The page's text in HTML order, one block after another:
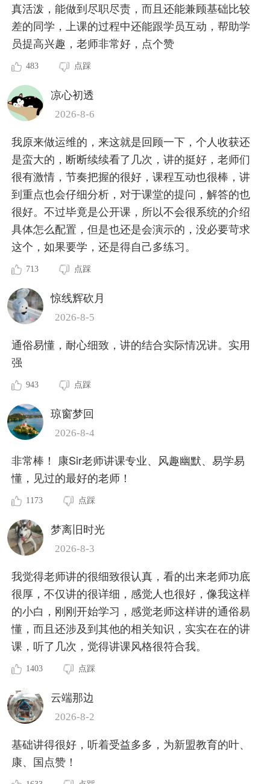
真活泼，能做到尽职尽责，而且还能兼顾基础比较
差的同学，上课的过程中还能跟学员互动，帮助学
员提高兴趣，老师非常好，点个赞
483 点踩
凉心初透
2026-8-6
我原来做运维的，来这就是回顾一下，个人收获还
是蛮大的，断断续续看了几次，讲的挺好，老师们
很有激情，节奏把握的很好，课程互动也很棒，讲
到重点也会仔细分析，对于课堂的提问，解答的也
很好。不过毕竟是公开课，所以不会很系统的介绍
具体怎么配置，但是也还是会演示的，没必要苛求
这个，如果要学，还是得自己多练习。
713 点踩
惊线辉砍月
2026-8-5
通俗易懂，耐心细致，讲的结合实际情况讲。实用
强
943 点踩
琼窗梦回
2026-8-4
非常棒！ 康Sir老师讲课专业、风趣幽默、易学易
懂，见过的最好的老师！
1173 点踩
梦离旧时光
2026-8-3
我觉得老师讲的很细致很认真，看的出来老师功底
很厚，不仅讲的很详细，感觉人也很好，像我这样
的小白，刚刚开始学习，感觉老师这样讲的通俗易
懂，而且还涉及到其他的相关知识，实实在在的讲
课，听了几次，觉得讲课风格很符合我。
1403 点踩
云端那边
2026-8-2
基础讲得很好，听着受益多多，为新盟教育的叶、
康、国点赞！